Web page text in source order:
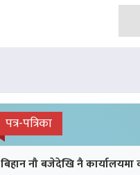
पत्र-पत्रिका
बिहान नौ बजेदेखि नै कार्यालयमा